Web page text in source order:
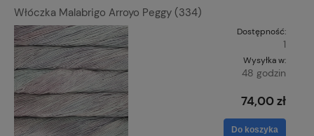
Włóczka Malabrigo Arroyo Peggy (334)
Dostępność:
1
Wysyłka w:
48 godzin
74,00 zł
Do koszyka